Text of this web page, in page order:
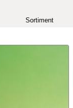
Sortiment